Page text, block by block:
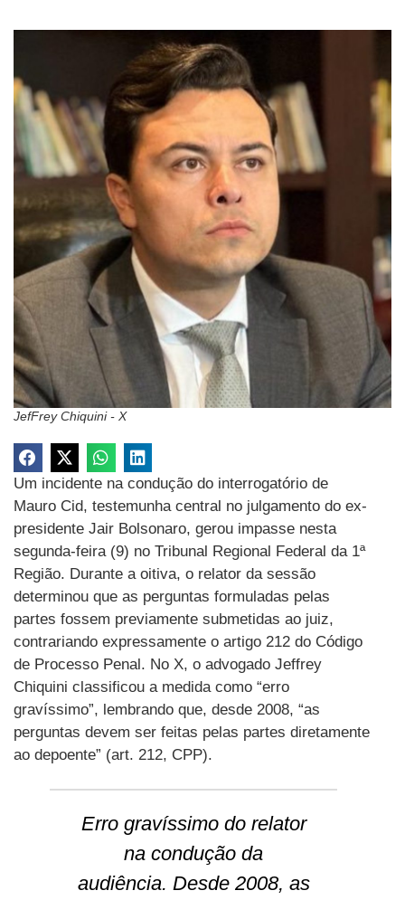
JefFrey Chiquini - X
Um incidente na condução do interrogatório de
Mauro Cid, testemunha central no julgamento do ex-
presidente Jair Bolsonaro, gerou impasse nesta
segunda-feira (9) no Tribunal Regional Federal da 1ª
Região. Durante a oitiva, o relator da sessão
determinou que as perguntas formuladas pelas
partes fossem previamente submetidas ao juiz,
contrariando expressamente o artigo 212 do Código
de Processo Penal. No X, o advogado Jeffrey
Chiquini classificou a medida como “erro
gravíssimo”, lembrando que, desde 2008, “as
perguntas devem ser feitas pelas partes diretamente
ao depoente” (art. 212, CPP).
Erro gravíssimo do relator
na condução da
audiência. Desde 2008, as